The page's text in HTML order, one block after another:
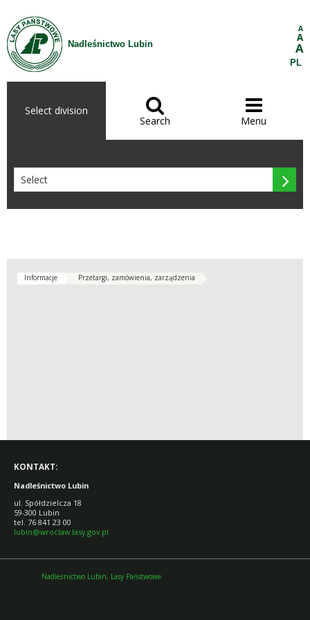
Skip to Content
Nadleśnictwo Lubin
A
A
A
PL
Select division 
Search

Menu

Informacje Przetargi, zamówienia, zarządzenia
KONTAKT:
Nadleśnictwo Lubin
ul. Spółdzielcza 18
59-300 Lubin
tel. 76 841 23 00
lubin@wroclaw.lasy.gov.pl
Nadleśnictwo Lubin, Lasy Państwowe